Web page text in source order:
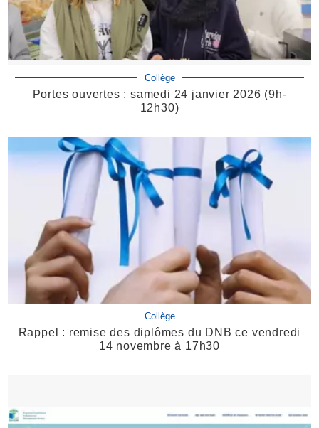
Collège
Portes ouvertes : samedi 24 janvier 2026 (9h-
12h30)
Collège
Rappel : remise des diplômes du DNB ce vendredi
14 novembre à 17h30